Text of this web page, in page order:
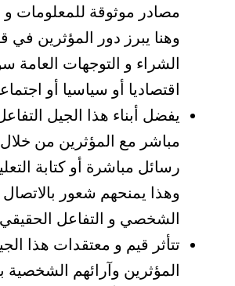
مصادر موثوقة للمعلومات و
وهنا يبرز دور المؤثرين في
الشراء و التوجهات العامة
اقتصاديا أو سياسيا أو
يفضل أبناء هذا الجيل
مباشر مع المؤثرين من
رسائل مباشرة أو كتابة
وهذا يمنحهم شعور بالاتصال
الشخصي و التفاعل
تتأثر قيم و معتقدات هذا
المؤثرين وآرائهم